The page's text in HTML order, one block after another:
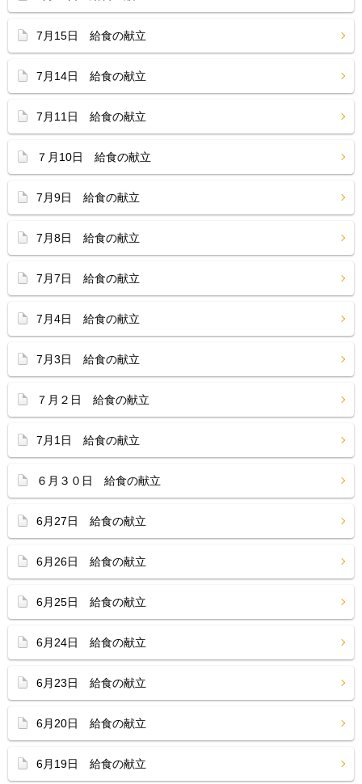
7月15日 給食の献立
7月14日 給食の献立
7月11日 給食の献立
７月10日 給食の献立
7月9日 給食の献立
7月8日 給食の献立
7月7日 給食の献立
7月4日 給食の献立
7月3日 給食の献立
７月２日 給食の献立
7月1日 給食の献立
６月３０日 給食の献立
6月27日 給食の献立
6月26日 給食の献立
6月25日 給食の献立
6月24日 給食の献立
6月23日 給食の献立
6月20日 給食の献立
6月19日 給食の献立